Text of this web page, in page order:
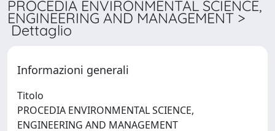
PROCEDIA ENVIRONMENTAL SCIENCE,
ENGINEERING AND MANAGEMENT >
Dettaglio
Informazioni generali
Titolo
PROCEDIA ENVIRONMENTAL SCIENCE,